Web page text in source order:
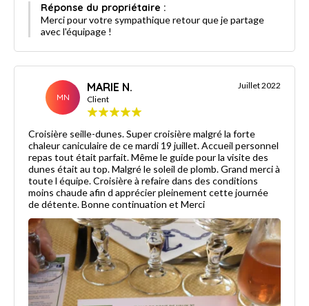
Réponse du propriétaire :
Merci pour votre sympathique retour que je partage
avec l'équipage !
MN
MARIE N.
Client
Juillet 2022
Croisière seille-dunes. Super croisière malgré la forte
chaleur caniculaire de ce mardi 19 juillet. Accueil personnel
repas tout était parfait. Même le guide pour la visite des
dunes était au top. Malgré le soleil de plomb. Grand merci à
toute l équipe. Croisière à refaire dans des conditions
moins chaude afin d apprécier pleinement cette journée
de détente. Bonne continuation et Merci